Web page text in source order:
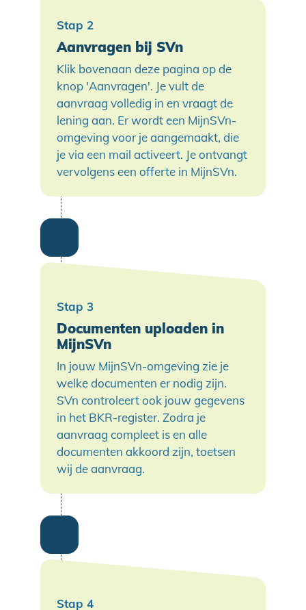
Aanvragen bij SVn
Klik bovenaan deze pagina op de
knop 'Aanvragen'. Je vult de
aanvraag volledig in en vraagt de
lening aan. Er wordt een MijnSVn-
omgeving voor je aangemaakt, die
je via een mail activeert. Je ontvangt
vervolgens een offerte in MijnSVn.
Documenten uploaden in
MijnSVn
In jouw MijnSVn-omgeving zie je
welke documenten er nodig zijn.
SVn controleert ook jouw gegevens
in het BKR-register. Zodra je
aanvraag compleet is en alle
documenten akkoord zijn, toetsen
wij de aanvraag.